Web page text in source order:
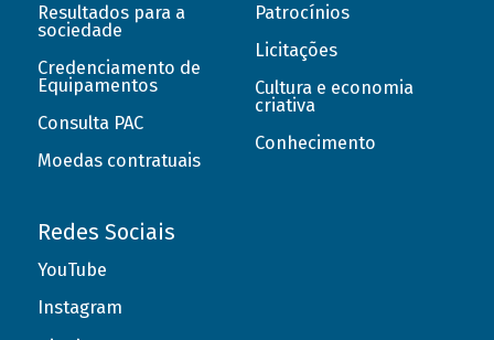
Resultados para a
sociedade
Credenciamento de
Equipamentos
Consulta PAC
Moedas contratuais
Patrocínios
Licitações
Cultura e economia
criativa
Conhecimento
Redes Sociais
YouTube
Instagram